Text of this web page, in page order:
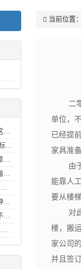
从搬家前开始，搬家全流程就看这一篇
搬家一次多少钱 搬家公司的收费标准价目表_搬家费用价格明细
搬家的费用怎么算？读完这篇文章你就知道了
搬家避坑攻略，你还在纠结怎么搬家好么？
上海工厂搬迁_干活讲究细节善始善终
在工厂搬迁时为什么服务态度各种各样
找小货车搬家结果中型货车也装不下的经历
闵行搬家公司_腾超盛达打造搬迁行业里的招牌
当前位置：
二零一
单位，
已经提
家具准
由于冯
能靠人
要从楼
对此，
楼，搬
家公司
并且签